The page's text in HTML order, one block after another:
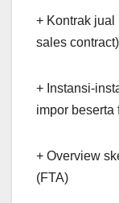
+ Kontrak jual
sales contract)
+ Instansi-
impor beserta
+ Overview
(FTA)